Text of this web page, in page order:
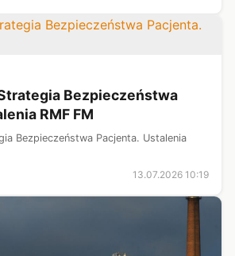
Bezpieczeństwa
RMF FM
Bezpieczeństwa Pacjenta. Ustalenia
13.07.2026 10:19